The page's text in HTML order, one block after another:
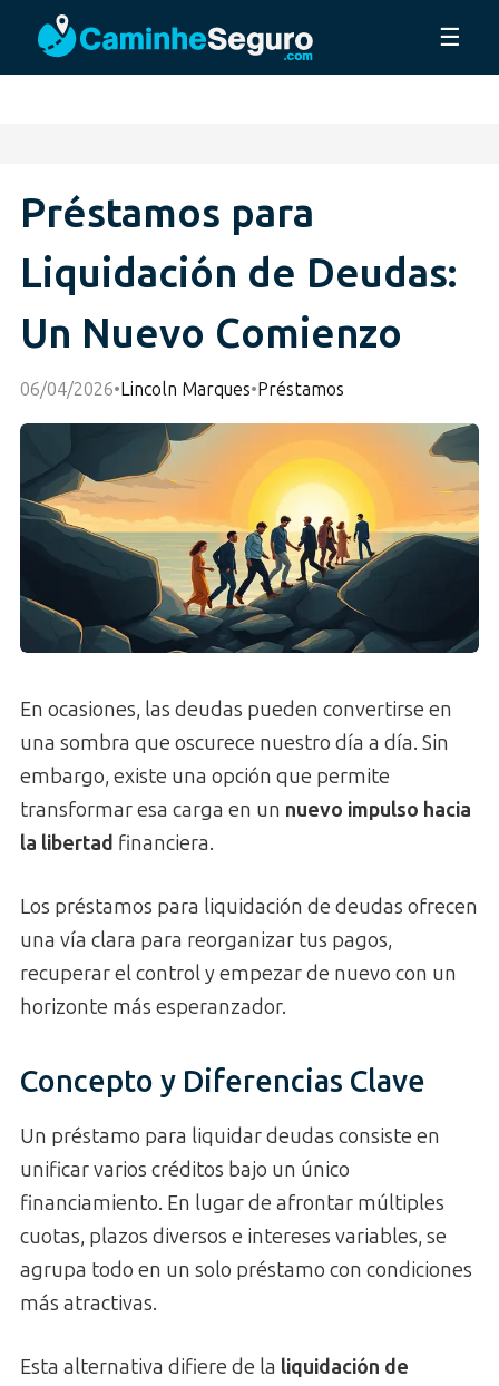
☰
Préstamos para
Liquidación de Deudas:
Un Nuevo Comienzo
06/04/2026•Lincoln Marques•Préstamos
En ocasiones, las deudas pueden convertirse en
una sombra que oscurece nuestro día a día. Sin
embargo, existe una opción que permite
transformar esa carga en un nuevo impulso hacia
la libertad financiera.
Los préstamos para liquidación de deudas ofrecen
una vía clara para reorganizar tus pagos,
recuperar el control y empezar de nuevo con un
horizonte más esperanzador.
Concepto y Diferencias Clave
Un préstamo para liquidar deudas consiste en
unificar varios créditos bajo un único
financiamiento. En lugar de afrontar múltiples
cuotas, plazos diversos e intereses variables, se
agrupa todo en un solo préstamo con condiciones
más atractivas.
Esta alternativa difiere de la liquidación de